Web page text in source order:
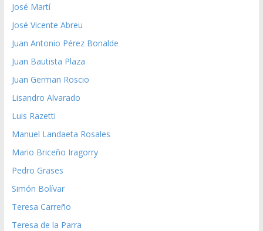
José Martí
José Vicente Abreu
Juan Antonio Pérez Bonalde
Juan Bautista Plaza
Juan German Roscio
Lisandro Alvarado
Luis Razetti
Manuel Landaeta Rosales
Mario Briceño Iragorry
Pedro Grases
Simón Bolívar
Teresa Carreño
Teresa de la Parra